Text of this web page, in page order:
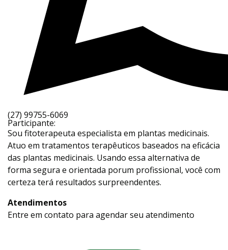
(27) 99755-6069
Participante:
Sou fitoterapeuta especialista em plantas medicinais.
Atuo em tratamentos terapêuticos baseados na eficácia
das plantas medicinais. Usando essa alternativa de
forma segura e orientada porum profissional, você com
certeza terá resultados surpreendentes.
Atendimentos
Entre em contato para agendar seu atendimento